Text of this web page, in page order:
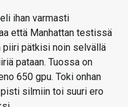
ihan varmasti
että Manhattan testissä
piiri pätkisi noin selvällä
pataan. Tuossa on
650 gpu. Toki onhan
silmiin toi suuri ero